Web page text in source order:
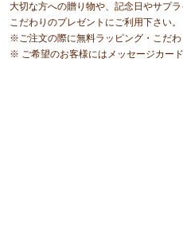
大切な方への贈り物や、記念日やサプ
こだわりのプレゼントにご利用下さい。
※ご注文の際に無料ラッピング・こだわ
※ ご希望のお客様にはメッセージカー